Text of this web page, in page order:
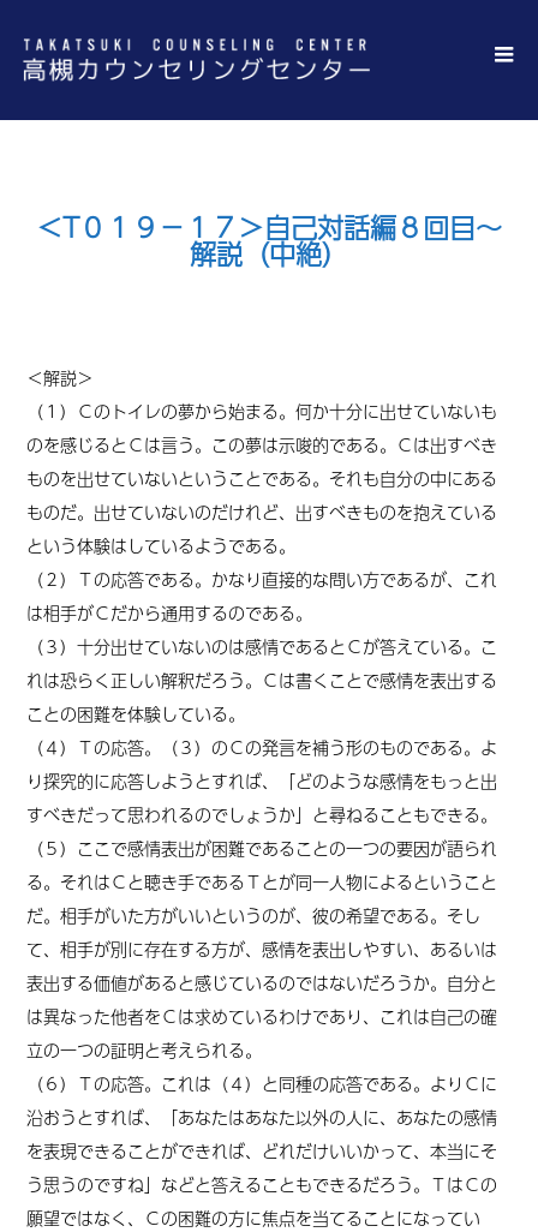
＜T０１９－１７＞自己対話編８回目～
解説（中絶）
＜解説＞
（１）Ｃのトイレの夢から始まる。何か十分に出せていないも
のを感じるとＣは言う。この夢は示唆的である。Ｃは出すべき
ものを出せていないということである。それも自分の中にある
ものだ。出せていないのだけれど、出すべきものを抱えている
という体験はしているようである。
（２）Ｔの応答である。かなり直接的な問い方であるが、これ
は相手がＣだから通用するのである。
（３）十分出せていないのは感情であるとＣが答えている。こ
れは恐らく正しい解釈だろう。Ｃは書くことで感情を表出する
ことの困難を体験している。
（４）Ｔの応答。（３）のＣの発言を補う形のものである。よ
り探究的に応答しようとすれば、「どのような感情をもっと出
すべきだって思われるのでしょうか」と尋ねることもできる。
（５）ここで感情表出が困難であることの一つの要因が語られ
る。それはＣと聴き手であるＴとが同一人物によるということ
だ。相手がいた方がいいというのが、彼の希望である。そし
て、相手が別に存在する方が、感情を表出しやすい、あるいは
表出する価値があると感じているのではないだろうか。自分と
は異なった他者をＣは求めているわけであり、これは自己の確
立の一つの証明と考えられる。
（６）Ｔの応答。これは（４）と同種の応答である。よりＣに
沿おうとすれば、「あなたはあなた以外の人に、あなたの感情
を表現できることができれば、どれだけいいかって、本当にそ
う思うのですね」などと答えることもできるだろう。ＴはＣの
願望ではなく、Ｃの困難の方に焦点を当てることになってい